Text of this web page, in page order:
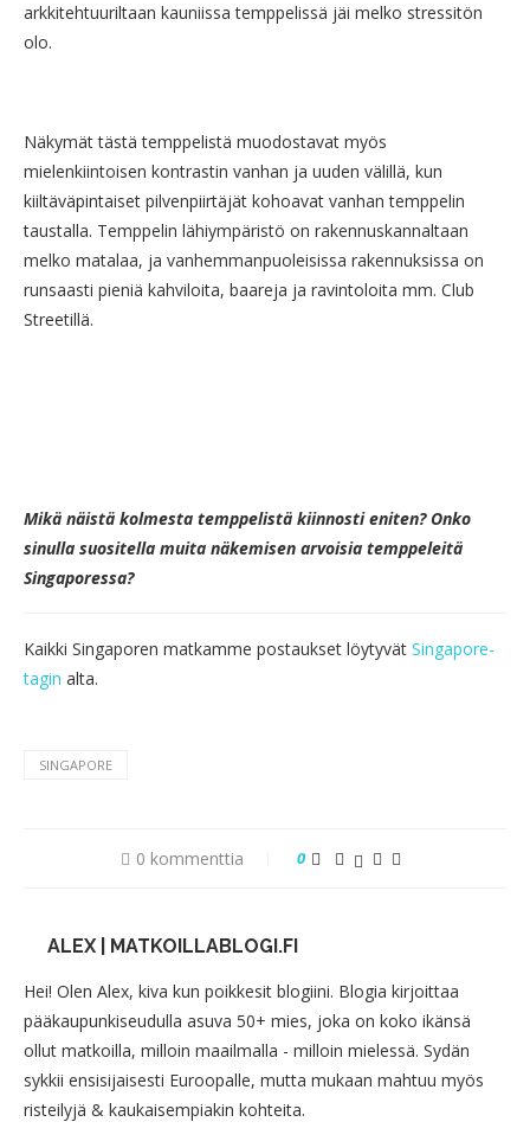
arkkitehtuuriltaan kauniissa temppelissä jäi melko stressitön
olo.
Näkymät tästä temppelistä muodostavat myös
mielenkiintoisen kontrastin vanhan ja uuden välillä, kun
kiiltäväpintaiset pilvenpiirtäjät kohoavat vanhan temppelin
taustalla. Temppelin lähiympäristö on rakennuskannaltaan
melko matalaa, ja vanhemmanpuoleisissa rakennuksissa on
runsaasti pieniä kahviloita, baareja ja ravintoloita mm. Club
Streetillä.
Mikä näistä kolmesta temppelistä kiinnosti eniten? Onko
sinulla suositella muita näkemisen arvoisia temppeleitä
Singaporessa?
Kaikki Singaporen matkamme postaukset löytyvät Singapore-
tagin alta.
SINGAPORE
0 kommenttia 0
ALEX | MATKOILLABLOGI.FI
Hei! Olen Alex, kiva kun poikkesit blogiini. Blogia kirjoittaa
pääkaupunkiseudulla asuva 50+ mies, joka on koko ikänsä
ollut matkoilla, milloin maailmalla - milloin mielessä. Sydän
sykkii ensisijaisesti Euroopalle, mutta mukaan mahtuu myös
risteilyjä & kaukaisempiakin kohteita.